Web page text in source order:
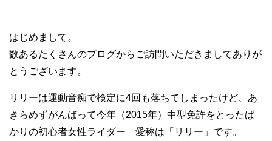
はじめまして。
数あるたくさんのブログからご訪問いただきましてありが
とうございます。
リリーは運動音痴で検定に4回も落ちてしまったけど、あ
きらめずがんばって今年（2015年）中型免許をとったば
かりの初心者女性ライダー 愛称は「リリー」です。